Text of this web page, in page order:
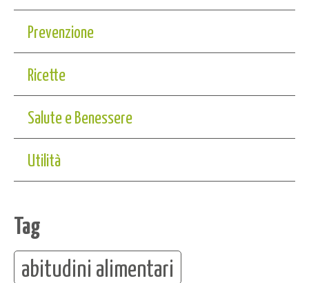
Prevenzione
Ricette
Salute e Benessere
Utilità
Tag
abitudini alimentari